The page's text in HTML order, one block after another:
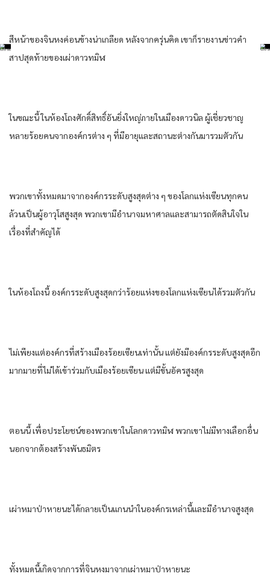
สีหน้า​ของ​จิน​หง​ค่อนข้าง​น่าเกลียด​ หลังจาก​ครุ่นคิด​ เขา​ก็​รายงาน​ข่าว​คำ
สาป​สุดท้าย​ของ​เผ่า​ดาว​ทมิฬ​
ใน​ขณะนี้​ ใน​ห้องโถง​ศักดิ์สิทธิ์​อัน​ยิ่งใหญ่​ภายใน​เมือง​ดาว​นิล​ ผู้เชี่ยวชาญ​
หลาย​ร้อย​คน​จาก​องค์กร​ต่าง ๆ​ ที่​มีอายุ​และ​สถานะ​ต่างกัน​มารวมตัวกัน​
พวกเขา​ทั้งหมด​มาจาก​องค์กร​ระดับ​สูงสุด​ต่าง ๆ​ ของ​โลก​แห่ง​เซียน​ทุกคน​
ล้วน​เป็น​ผู้อาวุโส​สูงสุด​ พวกเขา​มีอำนาจ​มหาศาล​และ​สามารถ​ตัดสินใจ​ใน​
เรื่อง​ที่​สำคัญ​ได้​
ใน​ห้องโถง​นี้​ องค์กร​ระดับ​สูงสุด​กว่า​ร้อย​แห่ง​ของ​โลก​แห่ง​เซียน​ได้​รวมตัวกัน​
ไม่เพียงแต่​องค์กร​ที่​สร้าง​เมือง​ร้อย​เซียน​เท่านั้น​ แต่​ยังมี​องค์กร​ระดับ​สูงสุด​อีก​
มากมาย​ที่​ไม่ได้​เข้า​ร่วมกับ​เมือง​ร้อย​เซียน​ แต่​มีขั้น​อัคร​สูงสุด​
ตอนนี้​ เพื่อประโยชน์ของ​พวกเขา​ใน​โลก​ดาว​ทมิฬ​ พวกเขา​ไม่มีทางเลือก​อื่น​
นอกจาก​ต้อง​สร้าง​พันธมิตร​
เผ่า​หมาป่า​หายนะ​ได้​กลายเป็น​แกนนำ​ใน​องค์กร​เหล่านี้​และ​มีอำนาจ​สูงสุด​
ทั้งหมด​นี้​เกิด​จาก​การ​ที่​จิน​หง​มาจาก​เผ่า​หมาป่า​หายนะ​